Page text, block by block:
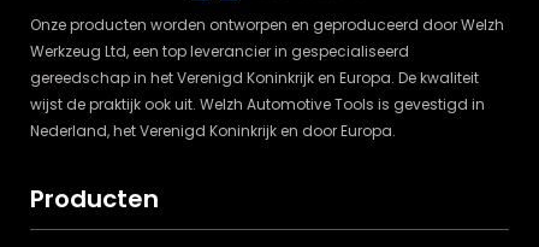
Onze producten worden ontworpen en geproduceerd door Welzh
Werkzeug Ltd, een top leverancier in gespecialiseerd
gereedschap in het Verenigd Koninkrijk en Europa. De kwaliteit
wijst de praktijk ook uit. Welzh Automotive Tools is gevestigd in
Nederland, het Verenigd Koninkrijk en door Europa.
Producten